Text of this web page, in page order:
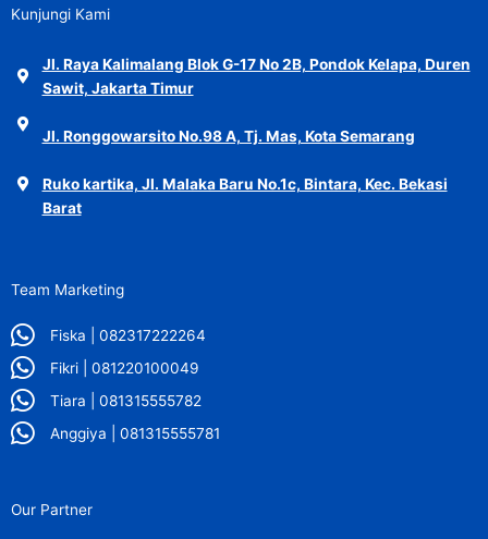
Kunjungi Kami
Jl. Raya Kalimalang Blok G-17 No 2B, Pondok Kelapa, Duren
Sawit, Jakarta Timur
Jl. Ronggowarsito No.98 A, Tj. Mas, Kota Semarang
Ruko kartika, Jl. Malaka Baru No.1c, Bintara, Kec. Bekasi
Barat
Team Marketing
Fiska | 082317222264
Fikri | 081220100049
Tiara | 081315555782
Anggiya | 081315555781
Our Partner